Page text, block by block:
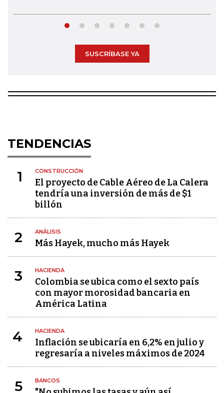
SUSCRÍBASE YA
TENDENCIAS
1 CONSTRUCCIÓN
El proyecto de Cable Aéreo de La Calera
tendría una inversión de más de $1
billón
2 ANÁLISIS
Más Hayek, mucho más Hayek
3 HACIENDA
Colombia se ubica como el sexto país
con mayor morosidad bancaria en
América Latina
4 HACIENDA
Inflación se ubicaría en 6,2% en julio y
regresaría a niveles máximos de 2024
5 BANCOS